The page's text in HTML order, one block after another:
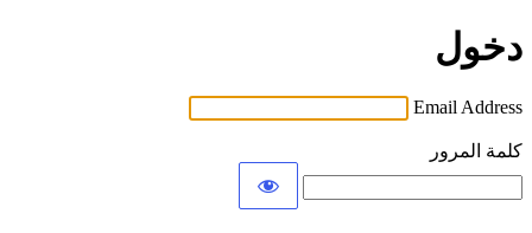
دخول
Email Address
كلمة المرور